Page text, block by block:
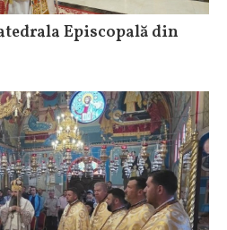
Episcopală din